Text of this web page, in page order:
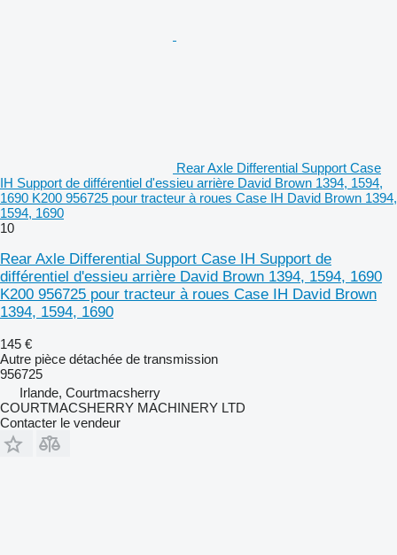
Rear Axle Differential Support Case
IH Support de différentiel d'essieu arrière David Brown 1394, 1594,
1690 K200 956725 pour tracteur à roues Case IH David Brown 1394,
1594, 1690
10
Rear Axle Differential Support Case IH Support de
différentiel d'essieu arrière David Brown 1394, 1594, 1690
K200 956725 pour tracteur à roues Case IH David Brown
1394, 1594, 1690
145 €
Autre pièce détachée de transmission
956725
Irlande, Courtmacsherry
COURTMACSHERRY MACHINERY LTD
Contacter le vendeur